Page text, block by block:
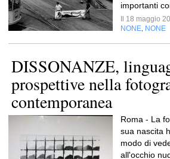
importanti
Il 18 maggio
NONE NONE
DISSONANZE,
prospettive nella
contemporanea
Roma - La
sua nascita
modo di
all'occhio